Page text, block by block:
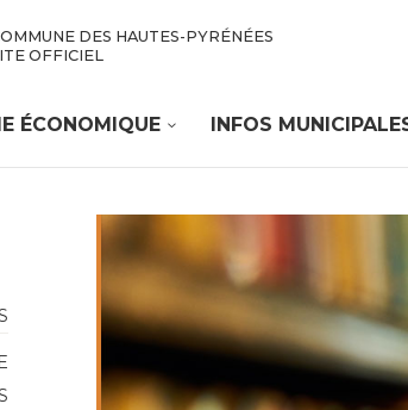
DES HAUTES-PYRÉNÉES
OFFICIEL
ÉCONOMIQUE INFOS